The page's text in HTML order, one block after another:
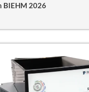
BIEHM 2026